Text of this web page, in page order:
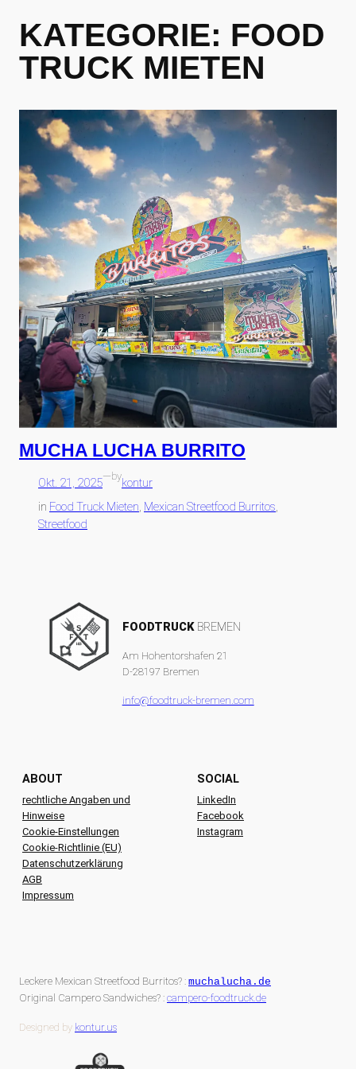
Inhalt
springenKATEGORIE: FOOD
TRUCK MIETEN
MUCHA LUCHA BURRITO
Okt. 21, 2025—bykontur
in Food Truck Mieten, Mexican Streetfood Burritos
Streetfood
FOODTRUCK BREMEN
Am Hohentorshafen 21
D-28197 Bremen
info@foodtruck-bremen.com
ABOUT
rechtliche Angaben und
Hinweise
Cookie-Einstellungen
Cookie-Richtlinie (EU)
Datenschutzerklärung
AGB
Impressum
SOCIAL
LinkedIn
Facebook
Instagram
Leckere Mexican Streetfood Burritos? : muchalucha.de
Original Campero Sandwiches? : campero-foodtruck.de
Designed by kontur.us